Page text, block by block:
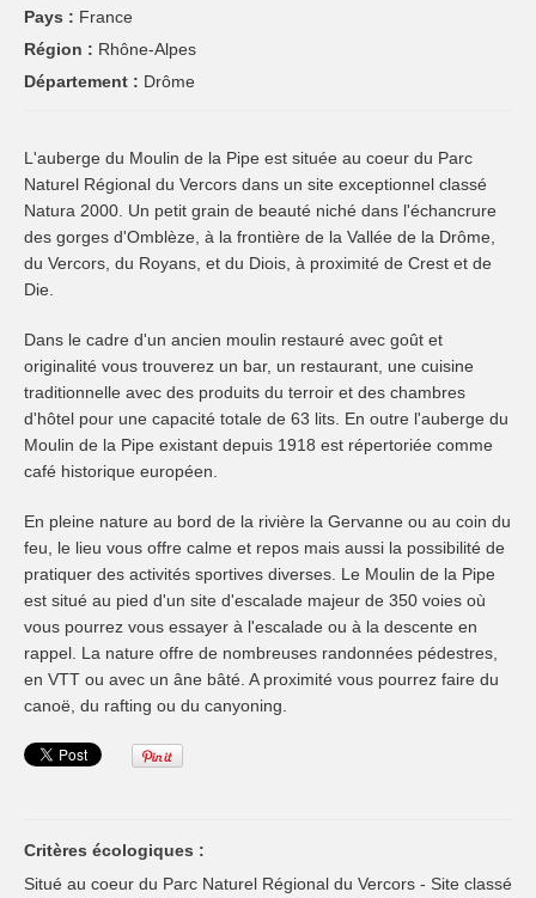
Pays : France
Région : Rhône-Alpes
Département : Drôme
L'auberge du Moulin de la Pipe est située au coeur du Parc
Naturel Régional du Vercors dans un site exceptionnel classé
Natura 2000. Un petit grain de beauté niché dans l'échancrure
des gorges d'Omblèze, à la frontière de la Vallée de la Drôme,
du Vercors, du Royans, et du Diois, à proximité de Crest et de
Die.
Dans le cadre d'un ancien moulin restauré avec goût et
originalité vous trouverez un bar, un restaurant, une cuisine
traditionnelle avec des produits du terroir et des chambres
d'hôtel pour une capacité totale de 63 lits. En outre l'auberge du
Moulin de la Pipe existant depuis 1918 est répertoriée comme
café historique européen.
En pleine nature au bord de la rivière la Gervanne ou au coin du
feu, le lieu vous offre calme et repos mais aussi la possibilité de
pratiquer des activités sportives diverses. Le Moulin de la Pipe
est situé au pied d'un site d'escalade majeur de 350 voies où
vous pourrez vous essayer à l'escalade ou à la descente en
rappel. La nature offre de nombreuses randonnées pédestres,
en VTT ou avec un âne bâté. A proximité vous pourrez faire du
canoë, du rafting ou du canyoning.
Critères écologiques :
Situé au coeur du Parc Naturel Régional du Vercors - Site classé